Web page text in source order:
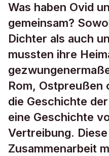
Was haben Ovid
gemeinsam?
Dichter als auch
mussten ihre
Rom, Ostpreußen
die Geschichte
eine Geschichte
Vertreibung.
Zusammenarbeit